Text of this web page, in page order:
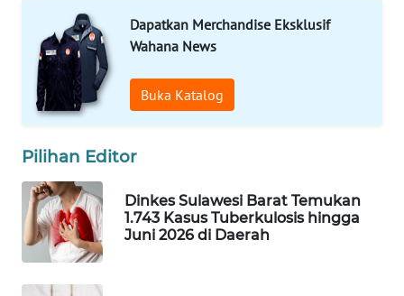
Dapatkan Merchandise Eksklusif
Wahana News
Buka Katalog
Pilihan Editor
Dinkes Sulawesi Barat Temukan
1.743 Kasus Tuberkulosis hingga
Juni 2026 di Daerah
WAHANA
SPORT
WAHANA
UMKM
SELEB
WAHANA
PERSONA